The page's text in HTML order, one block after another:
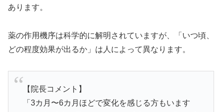
あります。
薬の作用機序は科学的に解明されていますが、「いつ頃、
どの程度効果が出るか」は人によって異なります。
【院長コメント】
「3カ月〜6カ月ほどで変化を感じる方もいます